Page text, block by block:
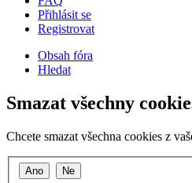
Přihlásit se
Registrovat
Obsah fóra
Hledat
Smazat všechny
Chcete smazat všechna cookies z